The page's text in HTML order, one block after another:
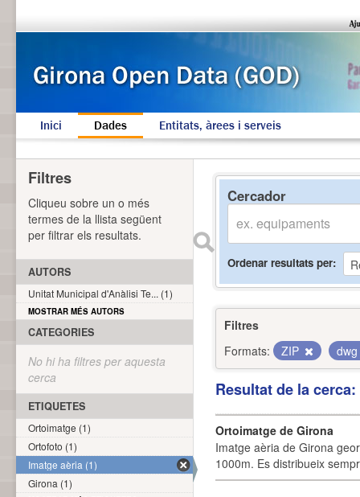
Inici Dades Entitats, àrees i serveis
Cercador
Ordenar resultats per
Filtres
Formats:
ZIP dwg
Resultat de la
Ortoimatge de Girona
Imatge aèria de Girona
1000m. Es distribueix
Filtres
Cliqueu sobre un o més
termes de la llista següent
per filtrar els resultats.
AUTORS
Unitat Municipal d'Anàlisi Te... (1)
MOSTRAR MÉS AUTORS
CATEGORIES
No hi ha filtres per aquesta
cerca
ETIQUETES
Ortoimatge (1)
Ortofoto (1)
Imatge aèria (1)
Girona (1)